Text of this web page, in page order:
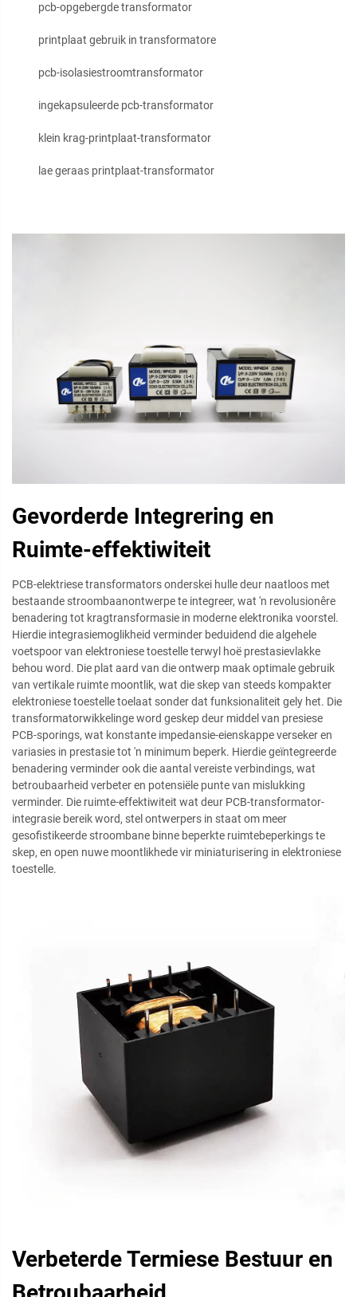
pcb-opgebergde transformator
printplaat gebruik in transformatore
pcb-isolasiestroomtransformator
ingekapsuleerde pcb-transformator
klein krag-printplaat-transformator
lae geraas printplaat-transformator
Gevorderde Integrering en
Ruimte-effektiwiteit
PCB-elektriese transformators onderskei hulle deur naatloos met
bestaande stroombaanontwerpe te integreer, wat 'n revolusionêre
benadering tot kragtransformasie in moderne elektronika voorstel.
Hierdie integrasiemoglikheid verminder beduidend die algehele
voetspoor van elektroniese toestelle terwyl hoë prestasievlakke
behou word. Die plat aard van die ontwerp maak optimale gebruik
van vertikale ruimte moontlik, wat die skep van steeds kompakter
elektroniese toestelle toelaat sonder dat funksionaliteit gely het. Die
transformatorwikkelinge word geskep deur middel van presiese
PCB-sporings, wat konstante impedansie-eienskappe verseker en
variasies in prestasie tot 'n minimum beperk. Hierdie geïntegreerde
benadering verminder ook die aantal vereiste verbindings, wat
betroubaarheid verbeter en potensiële punte van mislukking
verminder. Die ruimte-effektiwiteit wat deur PCB-transformator-
integrasie bereik word, stel ontwerpers in staat om meer
gesofistikeerde stroombane binne beperkte ruimtebeperkings te
skep, en open nuwe moontlikhede vir miniaturisering in elektroniese
toestelle.
Verbeterde Termiese Bestuur en